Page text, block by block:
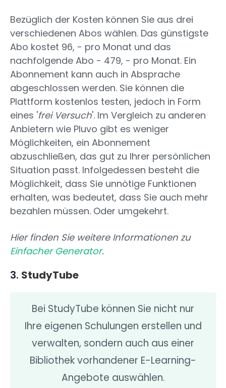
Bezüglich der Kosten können Sie aus drei
verschiedenen Abos wählen. Das günstigste
Abo kostet 96, - pro Monat und das
nachfolgende Abo - 479, - pro Monat. Ein
Abonnement kann auch in Absprache
abgeschlossen werden. Sie können die
Plattform kostenlos testen, jedoch in Form
eines 'frei Versuch'. Im Vergleich zu anderen
Anbietern wie Pluvo gibt es weniger
Möglichkeiten, ein Abonnement
abzuschließen, das gut zu Ihrer persönlichen
Situation passt. Infolgedessen besteht die
Möglichkeit, dass Sie unnötige Funktionen
erhalten, was bedeutet, dass Sie auch mehr
bezahlen müssen. Oder umgekehrt.
Hier finden Sie weitere Informationen zu
Einfacher Generator.
3. StudyTube
Bei StudyTube können Sie nicht nur
Ihre eigenen Schulungen erstellen und
verwalten, sondern auch aus einer
Bibliothek vorhandener E-Learning-
Angebote auswählen.